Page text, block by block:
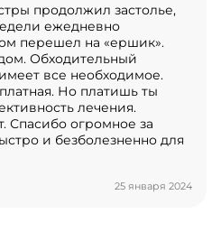
продолжил застолье,
ежедневно
перешел на «ершик».
Обходительный
все необходимое.
Но платишь ты
лечения.
Спасибо огромное за
и безболезненно для
25 января 2024